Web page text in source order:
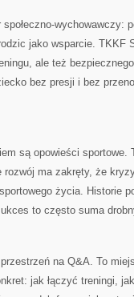
wychowawczy:
jako wsparcie. TKKF
ale też
bez presji i bez
są opowieści sportowe.
rozwój ma zakręty, że
życia. Historie
to często suma
na Q&A. To
jak łączyć treningi,